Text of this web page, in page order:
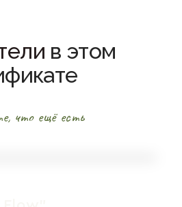
в этом
что ещё есть